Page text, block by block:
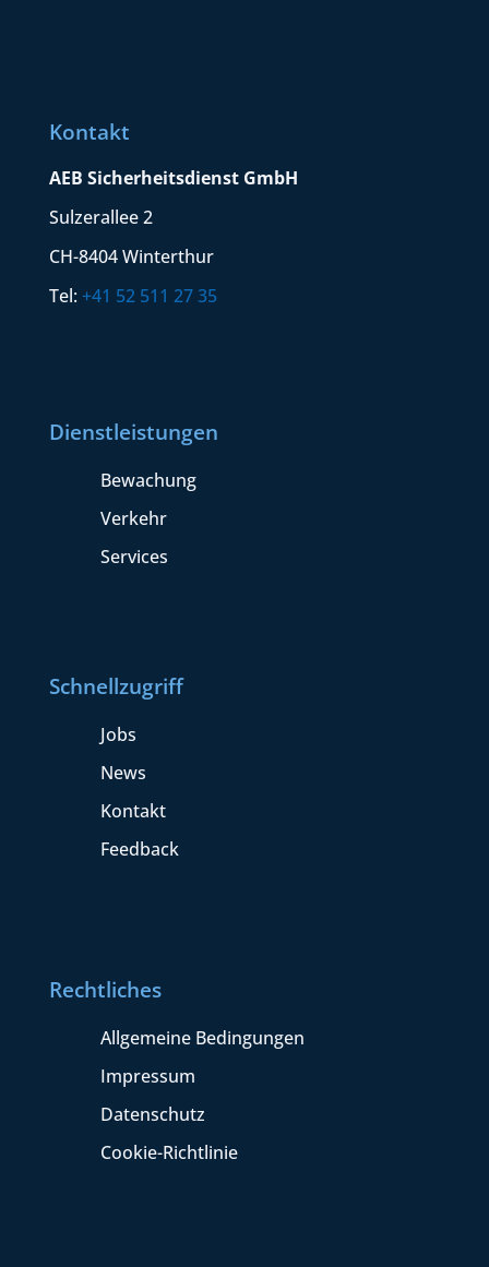
Kontakt
AEB Sicherheitsdienst GmbH
Sulzerallee 2
CH-8404 Winterthur
Tel:+41 52 511 27 35
Dienstleistungen
Bewachung
Verkehr
Services
Schnellzugriff
Jobs
News
Kontakt
Feedback
Rechtliches
Allgemeine Bedingungen
Impressum
Datenschutz
Cookie-Richtlinie